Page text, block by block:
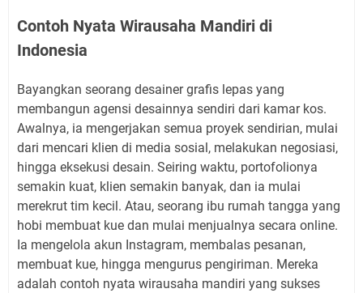
Contoh Nyata Wirausaha Mandiri di
Indonesia
Bayangkan seorang desainer grafis lepas yang
membangun agensi desainnya sendiri dari kamar kos.
Awalnya, ia mengerjakan semua proyek sendirian, mulai
dari mencari klien di media sosial, melakukan negosiasi,
hingga eksekusi desain. Seiring waktu, portofolionya
semakin kuat, klien semakin banyak, dan ia mulai
merekrut tim kecil. Atau, seorang ibu rumah tangga yang
hobi membuat kue dan mulai menjualnya secara online.
Ia mengelola akun Instagram, membalas pesanan,
membuat kue, hingga mengurus pengiriman. Mereka
adalah contoh nyata wirausaha mandiri yang sukses